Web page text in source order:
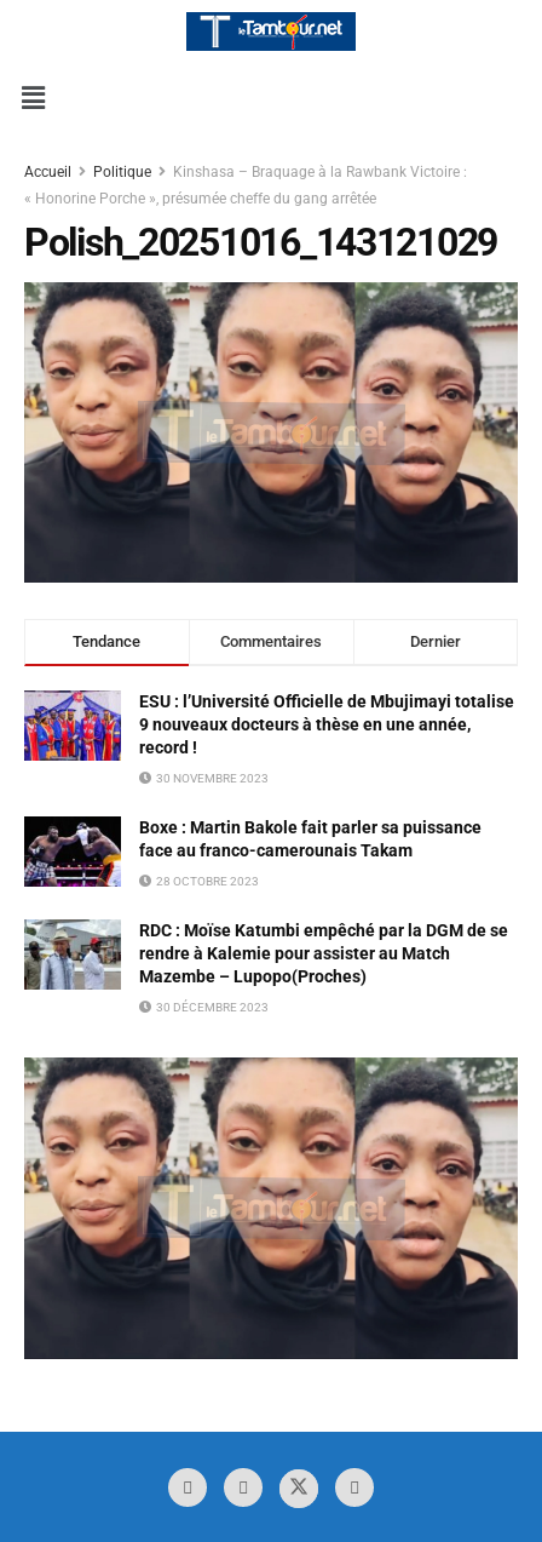
Accueil Politique
Kinshasa – Braquage à la Rawbank Victoire :
« Honorine Porche », présumée cheffe du gang arrêtée
Polish_20251016_143121029
Tendance Commentaires Dernier
ESU : l’Université Officielle de Mbujimayi totalise
9 nouveaux docteurs à thèse en une année,
record !
30 NOVEMBRE 2023
Boxe : Martin Bakole fait parler sa puissance
face au franco-camerounais Takam
28 OCTOBRE 2023
RDC : Moïse Katumbi empêché par la DGM de se
rendre à Kalemie pour assister au Match
Mazembe – Lupopo(Proches)
30 DÉCEMBRE 2023